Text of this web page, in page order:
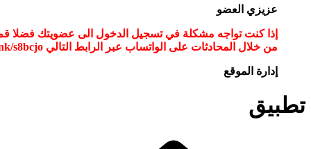
عزيزي العضو
من خلال المحادثات على الواتساب عبر الرابط التالي wa.link/s8bcjo او مسح الباركود في الصوره
إدارة الموقع
تطبيق